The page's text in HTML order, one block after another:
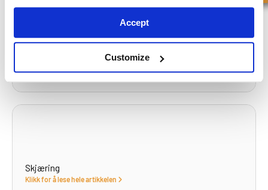
Accept
Customize
Skreddersydde tetninger for hyperbarisk testutstyr
Skjæring
Klikk for å lese hele artikkelen